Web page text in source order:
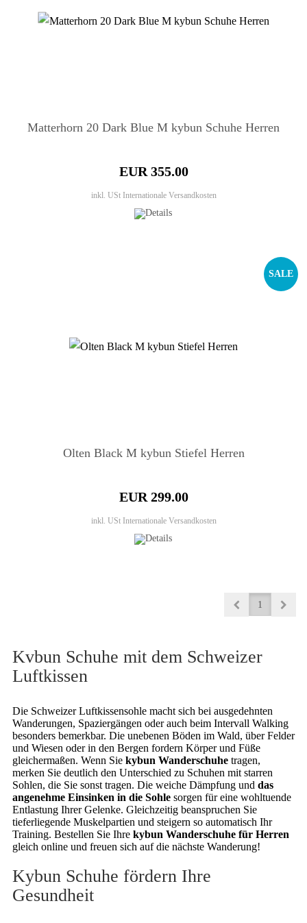
Matterhorn 20 Dark Blue M kybun Schuhe Herren
EUR 355.00
inkl. USt Internationale Versandkosten
Olten Black M kybun Stiefel Herren
EUR 299.00
inkl. USt Internationale Versandkosten
SALE
1
Kvbun Schuhe mit dem Schweizer
Luftkissen
Die Schweizer Luftkissensohle macht sich bei ausgedehnten
Wanderungen, Spaziergängen oder auch beim Intervall Walking
besonders bemerkbar. Die unebenen Böden im Wald, über Felder
und Wiesen oder in den Bergen fordern Körper und Füße
gleichermaßen. Wenn Sie kybun Wanderschuhe tragen,
merken Sie deutlich den Unterschied zu Schuhen mit starren
Sohlen, die Sie sonst tragen. Die weiche Dämpfung und das
angenehme Einsinken in die Sohle sorgen für eine wohltuende
Entlastung Ihrer Gelenke. Gleichzeitig beanspruchen Sie
tieferliegende Muskelpartien und steigern so automatisch Ihr
Training. Bestellen Sie Ihre kybun Wanderschuhe für Herren
gleich online und freuen sich auf die nächste Wanderung!
Kybun Schuhe fördern Ihre
Gesundheit